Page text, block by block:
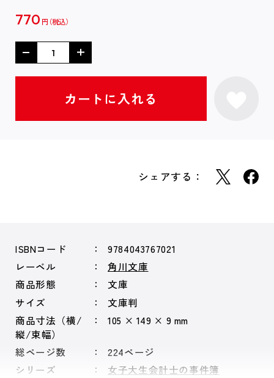
770 円
シェアする：
ISBNコード
9784043767021
レーベル
角川文庫
商品形態
文庫
サイズ
文庫判
商品寸法（横/
縦/束幅）
105 × 149 × 9 mm
総ページ数
224ページ
シリーズ
女子大生会計士の事件簿